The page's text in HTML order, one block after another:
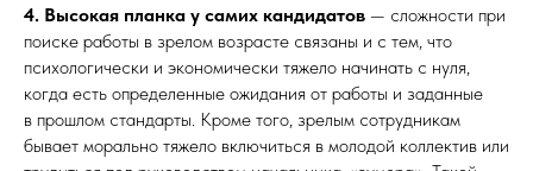
4. Высокая планка у самих кандидатов — сложности при
поиске работы в зрелом возрасте связаны и с тем, что
психологически и экономически тяжело начинать с нуля,
когда есть определенные ожидания от работы и заданные
в прошлом стандарты. Кроме того, зрелым сотрудникам
бывает морально тяжело включиться в молодой коллектив или